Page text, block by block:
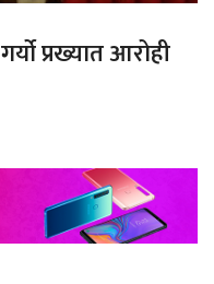
प्रख्यात आरोही